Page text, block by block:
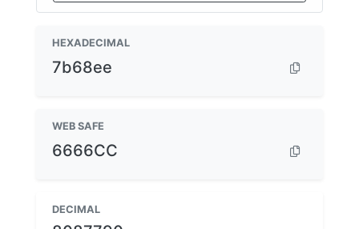
HEXADECIMAL
7b68ee
WEB SAFE
6666CC
DECIMAL